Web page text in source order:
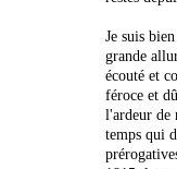
Je suis
grande
écouté et
féroce et
l'ardeur de
temps qui